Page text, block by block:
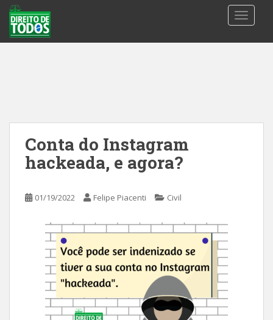
Conta do Instagram
hackeada, e agora?
01/19/2022 Felipe Piacenti Civil